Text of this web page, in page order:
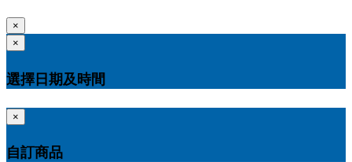
×
×
選擇日期及時間
×
自訂商品